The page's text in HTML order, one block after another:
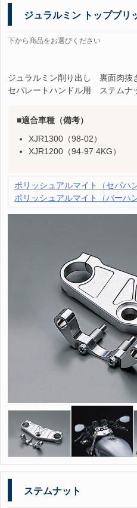
ジュラルミン トップブリ
下から商品をお選びください
ジュラルミン削り出し 裏面肉抜
セパレートハンドル用 ステムナ
適合車種（備考）
XJR1300（98-02）
XJR1200（94-97 4KG）
ポリッシュアルマイト（セパハン
ポリッシュアルマイト（バーハ
ステムナット